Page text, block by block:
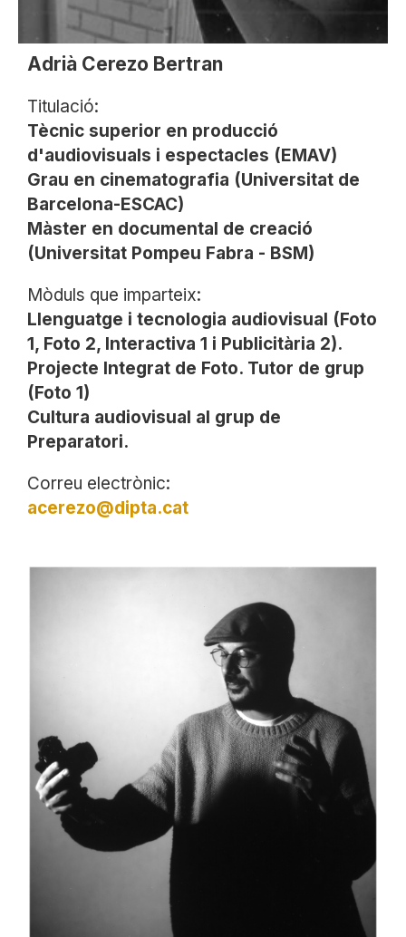
Adrià Cerezo Bertran
Titulació:
Tècnic superior en producció
d'audiovisuals i espectacles (EMAV)
Grau en cinematografia (Universitat de
Barcelona-ESCAC)
Màster en documental de creació
(Universitat Pompeu Fabra - BSM)
Mòduls que imparteix:
Llenguatge i tecnologia audiovisual (Foto
1, Foto 2, Interactiva 1 i Publicitària 2).
Projecte Integrat de Foto. Tutor de grup
(Foto 1)
Cultura audiovisual al grup de
Preparatori.
Correu electrònic:
acerezo@dipta.cat